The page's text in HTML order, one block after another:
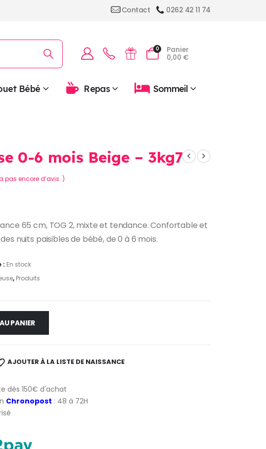
Contact 0262 42 11 74
0
Panier
0,00 €
Bébé Repas Sommeil
0-6 mois Beige – 3kg7
pas encore d’avis. )
65 cm, TOG 2, mixte et tendance. Confortable et
nuits paisibles de bébé, de 0 à 6 mois.
: En stock
, Produits
PANIER
AJOUTER À LA LISTE DE NAISSANCE
dès 150€ d'achat
Chronopost : 48 à 72H